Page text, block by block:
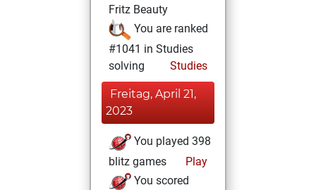
Fritz Beauty
You are ranked
#1041 in Studies
solving
Studies
Freitag, April 21,
2023
You played 398
blitz games
Play
You scored